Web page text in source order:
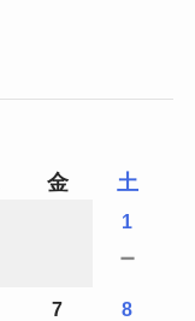
金 土
1
－
7 8